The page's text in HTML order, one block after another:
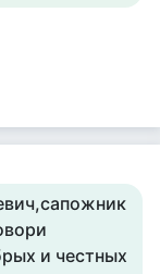
и честных